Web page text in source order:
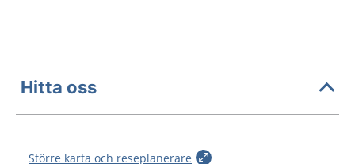
Hitta oss
Större karta och reseplanerare